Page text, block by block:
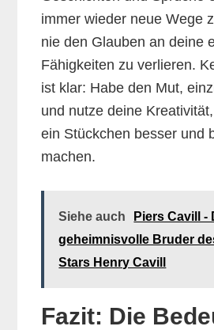
immer wieder neue Wege
nie den Glauben an deine
Fähigkeiten zu verlieren.
ist klar: Habe den Mut,
und nutze deine
ein Stückchen besser und
machen.
Siehe auch
Piers Cavill -
geheimnisvolle Bruder
Stars Henry Cavill
Fazit: Die